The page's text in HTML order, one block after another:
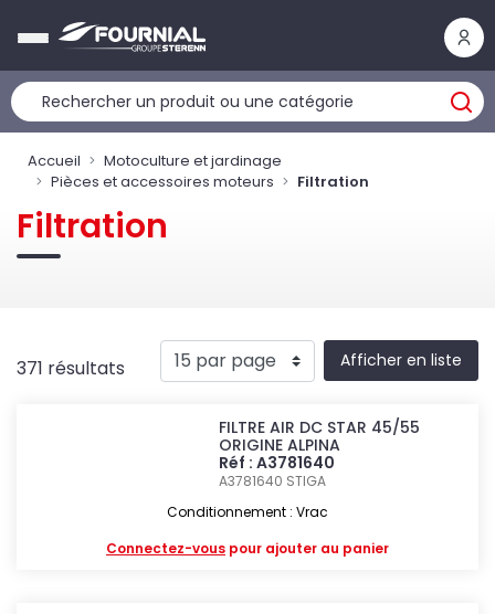
Accueil
Motoculture et jardinage
Pièces et accessoires moteurs
Filtration
Filtration
371 résultats Afficher en liste
FILTRE AIR DC STAR 45/55
ORIGINE ALPINA
Réf : A3781640
A3781640 STIGA
Conditionnement : Vrac
Connectez-vous pour ajouter au panier